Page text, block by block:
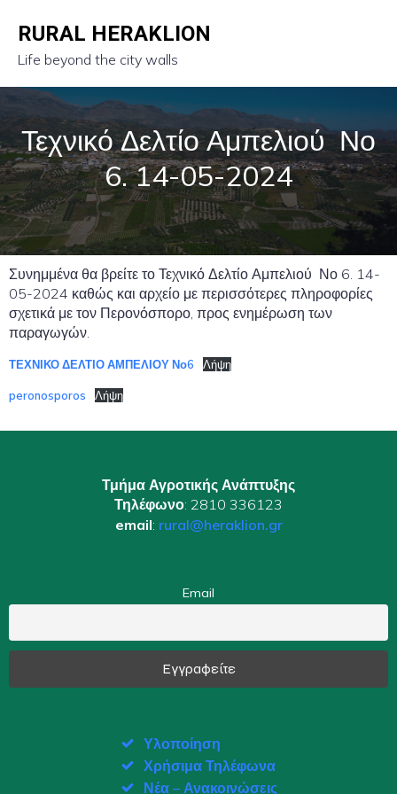
RURAL HERAKLION
Life beyond the city walls
Τεχνικό Δελτίο Αμπελιού Νο
6. 14-05-2024
Συνημμένα θα βρείτε το Τεχνικό Δελτίο Αμπελιού Νο 6. 14-
05-2024 καθώς και αρχείο με περισσότερες πληροφορίες
σχετικά με τον Περονόσπορο, προς ενημέρωση των
παραγωγών.
ΤΕΧΝΙΚΟ ΔΕΛΤΙΟ ΑΜΠΕΛΙΟΥ Νο6 Λήψη
peronosporos Λήψη
Τμήμα Αγροτικής Ανάπτυξης
Τηλέφωνο: 2810 336123
email: rural@heraklion.gr
Email
Υλοποίηση
Χρήσιμα Τηλέφωνα
Νέα – Ανακοινώσεις